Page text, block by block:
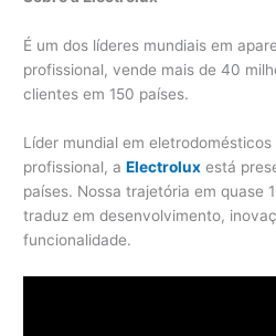
É um dos líderes mundiais em
profissional, vende mais de 40
clientes em 150 países.
Líder mundial em
profissional, aElectrolux está
países. Nossa trajetória em quase
traduz em desenvolvimento,
funcionalidade.